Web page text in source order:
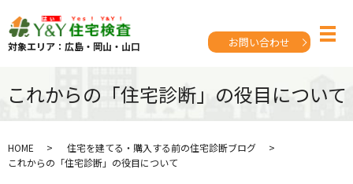
対象エリア：広島・岡山・山口 お問い合わせ
これからの「住宅診断」の役目について
HOME
住宅を建てる・購入する前の住宅診断ブログ
これからの「住宅診断」の役目について